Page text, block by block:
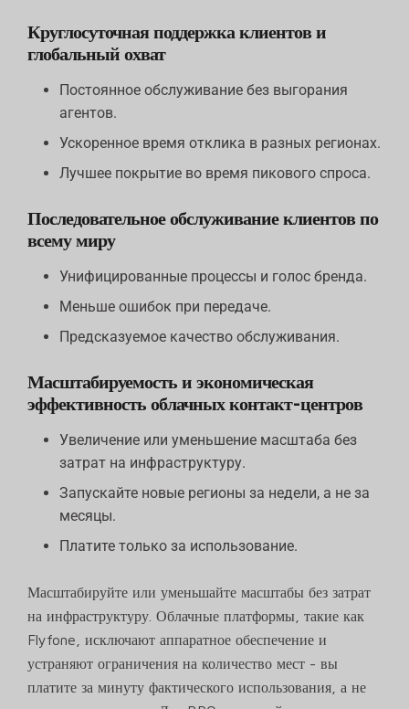
Круглосуточная поддержка клиентов и
глобальный охват
Постоянное обслуживание без выгорания
агентов.
Ускоренное время отклика в разных регионах.
Лучшее покрытие во время пикового спроса.
Последовательное обслуживание клиентов по
всему миру
Унифицированные процессы и голос бренда.
Меньше ошибок при передаче.
Предсказуемое качество обслуживания.
Масштабируемость и экономическая
эффективность облачных контакт-центров
Увеличение или уменьшение масштаба без
затрат на инфраструктуру.
Запускайте новые регионы за недели, а не за
месяцы.
Платите только за использование.
Масштабируйте или уменьшайте масштабы без затрат
на инфраструктуру. Облачные платформы, такие как
Flyfone, исключают аппаратное обеспечение и
устраняют ограничения на количество мест - вы
платите за минуту фактического использования, а не